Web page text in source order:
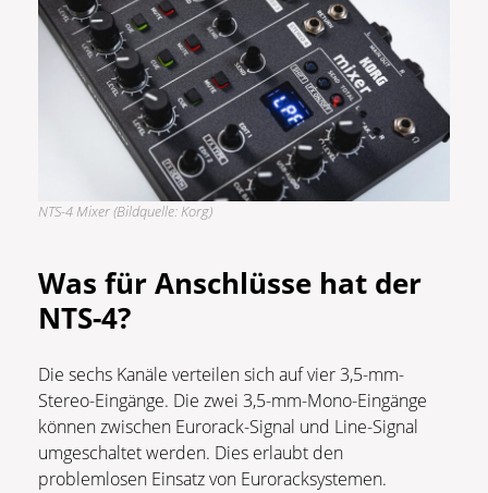
NTS-4 Mixer (Bildquelle: Korg)
Was für Anschlüsse hat der
NTS-4?
Die sechs Kanäle verteilen sich auf vier 3,5-mm-
Stereo-Eingänge. Die zwei 3,5-mm-Mono-Eingänge
können zwischen Eurorack-Signal und Line-Signal
umgeschaltet werden. Dies erlaubt den
problemlosen Einsatz von Euroracksystemen.